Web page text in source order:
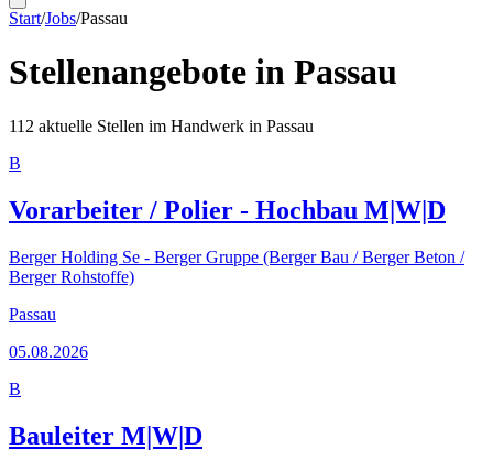
Start/Jobs/Passau
Stellenangebote in Passau
112 aktuelle Stellen im Handwerk in Passau
B
Vorarbeiter / Polier - Hochbau M|W|D
Berger Holding Se - Berger Gruppe (Berger Bau / Berger Beton /
Berger Rohstoffe)
Passau
05.08.2026
B
Bauleiter M|W|D